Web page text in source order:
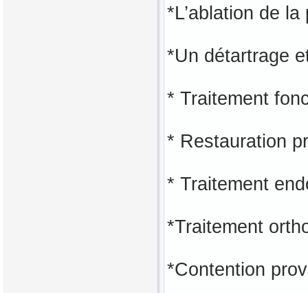
*L’ablation de
*Un détartrage
* Traitement
* Restauration
* Traitement
*Traitement
*Contention